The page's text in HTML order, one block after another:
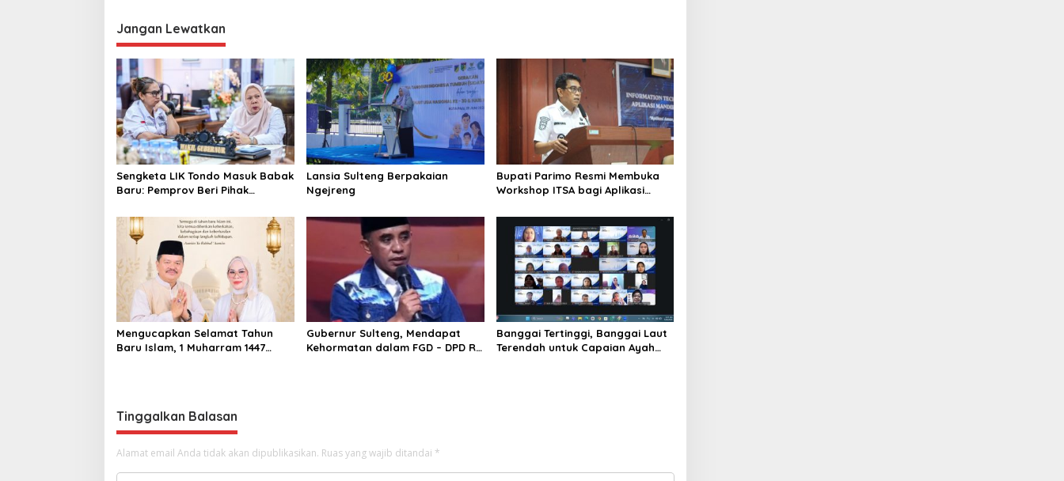
a
i
p
o
s
Jangan Lewatkan
Sengketa LIK Tondo Masuk Babak
Baru: Pemprov Beri Pihak
dengan Warga
Lansia Sulteng Berpakaian
Ngejreng
Bupati Parimo Resmi Membuka
Workshop ITSA bagi Aplikasi
Mengucapkan Selamat Tahun
Baru Islam, 1 Muharram 1447
Gubernur Sulteng, Mendapat
Kehormatan dalam FGD – DPD RI
Banggai Tertinggi, Banggai Laut
Terendah untuk Capaian Ayah
Tinggalkan Balasan
Alamat email Anda tidak akan dipublikasikan. Ruas yang wajib ditandai *